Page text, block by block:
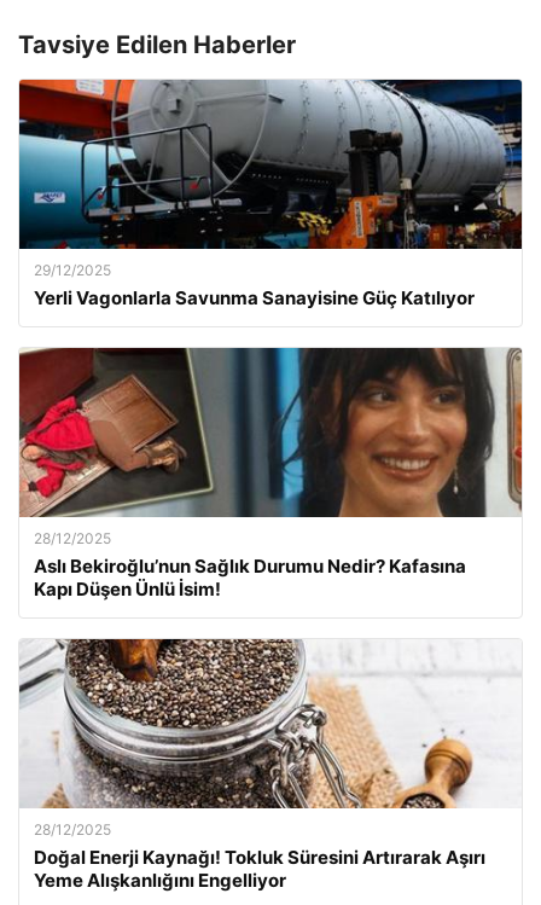
Tavsiye Edilen Haberler
29/12/2025
Yerli Vagonlarla Savunma Sanayisine Güç Katılıyor
28/12/2025
Aslı Bekiroğlu’nun Sağlık Durumu Nedir? Kafasına
Kapı Düşen Ünlü İsim!
28/12/2025
Doğal Enerji Kaynağı! Tokluk Süresini Artırarak Aşırı
Yeme Alışkanlığını Engelliyor